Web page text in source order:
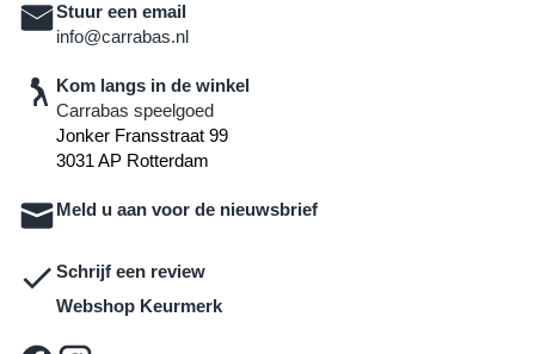
Stuur een email
info@carrabas.nl
Kom langs in de winkel
Carrabas speelgoed
Jonker Fransstraat 99
3031 AP Rotterdam
Meld u aan voor de nieuwsbrief
Schrijf een review
Webshop Keurmerk